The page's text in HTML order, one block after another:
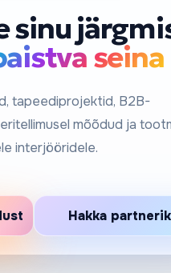
sinu
seina
tapeediprojektid, B2B-
mõõdud ja
interjööridele.
Hakka